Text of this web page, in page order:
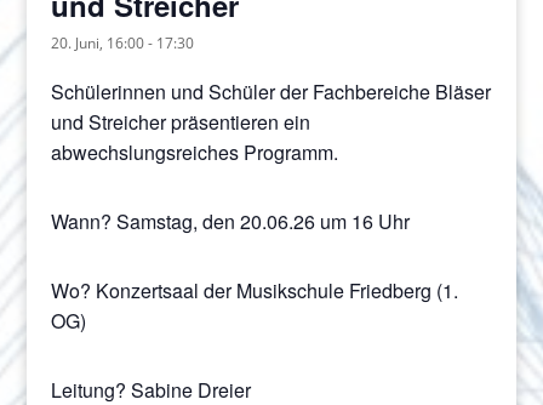
20. Juni, 16:00- 17:30
Schülerinnen und Schüler der Fachbereiche Bläser
und Streicher präsentieren ein
abwechslungsreiches Programm.
Wann? Samstag, den 20.06.26 um 16 Uhr
Wo? Konzertsaal der Musikschule Friedberg (1.
OG)
Leitung? Sabine Dreier